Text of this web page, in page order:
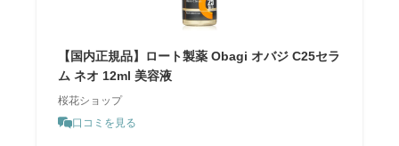
【国内正規品】ロート製薬 Obagi オバジ C25セラ
ム ネオ 12ml 美容液
桜花ショップ
口コミを見る